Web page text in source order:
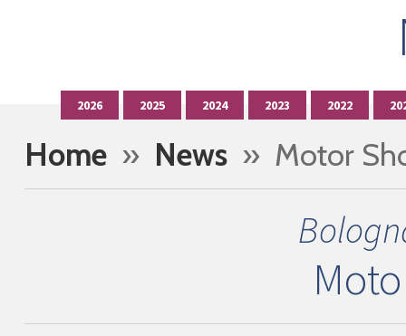
2026 2025 2024 2023 2022
Home » News » Motor